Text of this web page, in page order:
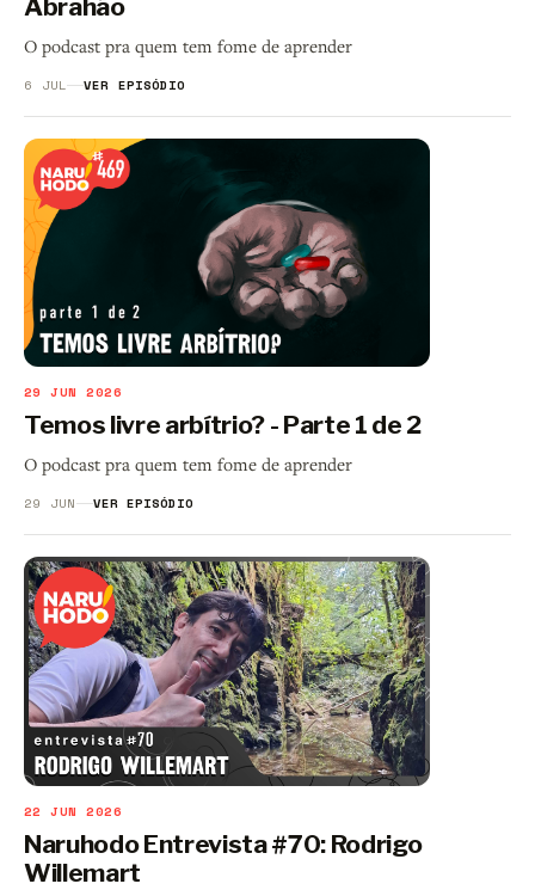
Abrahão
O podcast pra quem tem fome de aprender
6 JUL VER EPISÓDIO
29 JUN 2026
Temos livre arbítrio? - Parte 1 de 2
O podcast pra quem tem fome de aprender
29 JUN VER EPISÓDIO
22 JUN 2026
Naruhodo Entrevista #70: Rodrigo
Willemart